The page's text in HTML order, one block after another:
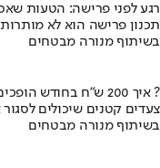
רגע לפני פרישה: הטעות
תכנון פרישה הוא לא
בשיתוף מנורה מבטחים
איך 200 ש"ח בחודש הופכים ל140 אלף ?
צעדים קטנים שיכולים
בשיתוף מנורה מבטחים